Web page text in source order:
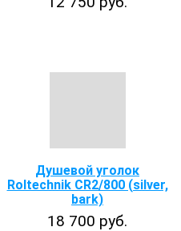
Душевой уголок
Roltechnik CR2/800 (silver,
bark)
18 700 руб.